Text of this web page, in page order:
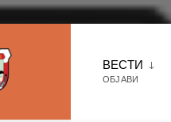
ВЕСТИ
ОБЈАВИ